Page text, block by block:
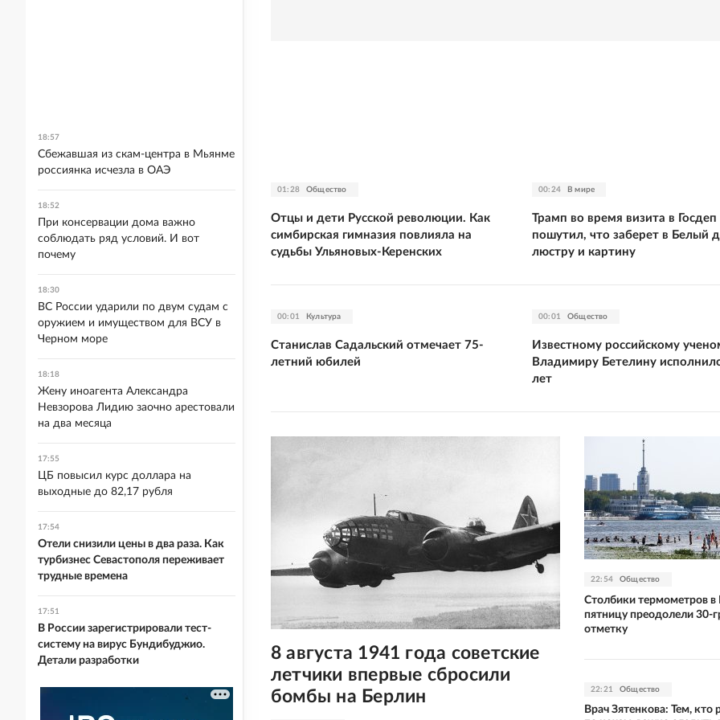
01:28 Общество
Отцы и дети Русской революции. Как
симбирская гимназия повлияла на
судьбы Ульяновых-Керенских
00:24 В мире
Трамп во время визита в Госдеп
пошутил, что заберет в Белый
люстру и картину
00:01 Культура
Станислав Садальский отмечает 75-
летний юбилей
00:01 Общество
Известному российскому
Владимиру Бетелину
лет
8 августа 1941 года советские
летчики впервые сбросили
бомбы на Берлин
22:54 Общество
Столбики термометров в
пятницу преодолели 30-
отметку
22:21 Общество
Врач Зятенкова: Тем, кто
18:57
Сбежавшая из скам-центра в Мьянме
россиянка исчезла в ОАЭ
18:52
При консервации дома важно
соблюдать ряд условий. И вот
почему
18:30
ВС России ударили по двум судам с
оружием и имуществом для ВСУ в
Черном море
18:18
Жену иноагента Александра
Невзорова Лидию заочно арестовали
на два месяца
17:55
ЦБ повысил курс доллара на
выходные до 82,17 рубля
17:54
Отели снизили цены в два раза. Как
турбизнес Севастополя переживает
трудные времена
17:51
В России зарегистрировали тест-
систему на вирус Бундибуджио.
Детали разработки